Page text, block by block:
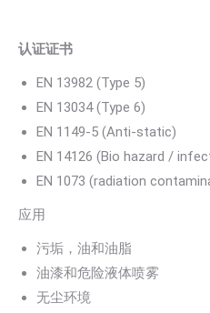
认证证书
EN 13982 (Type 5)
EN 13034 (Type 6)
EN 1149-5 (Anti-static)
EN 14126 (Bio hazard /
EN 1073 (radiation
应用
污垢，油和油脂
油漆和危险液体喷雾
无尘环境